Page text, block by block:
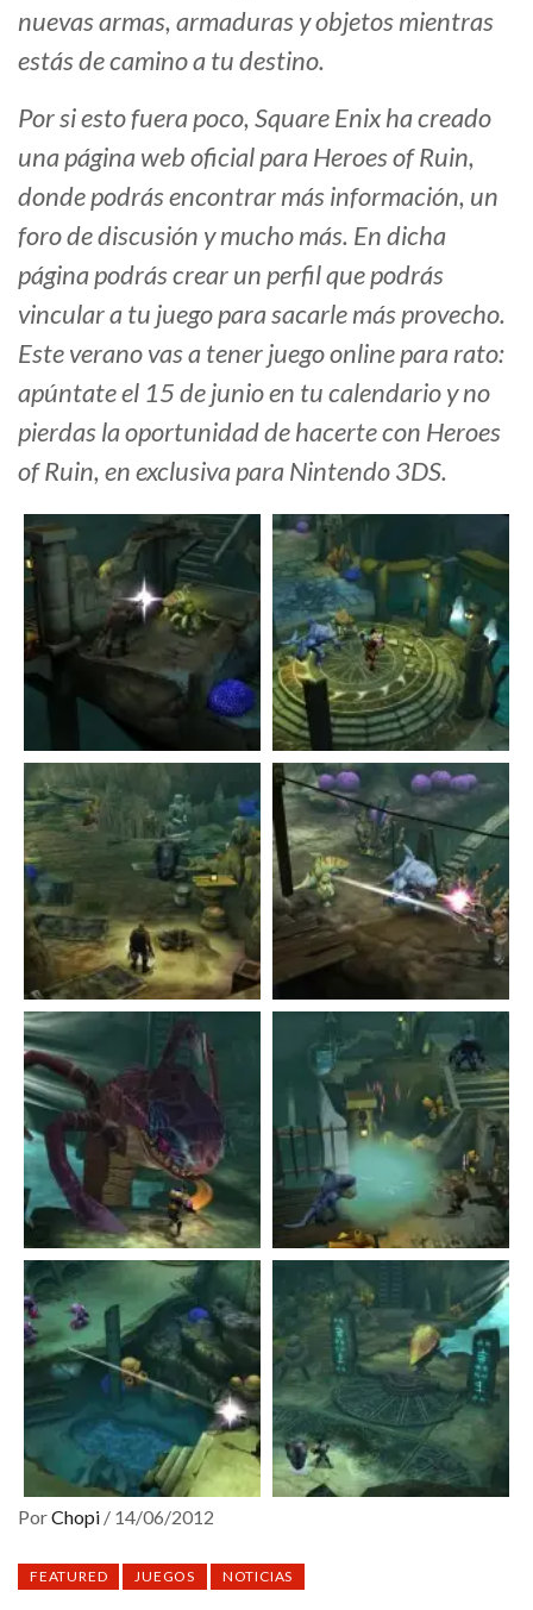
nuevas armas, armaduras y objetos mientras
estás de camino a tu destino.
Por si esto fuera poco, Square Enix ha creado
una página web oficial para Heroes of Ruin,
donde podrás encontrar más información, un
foro de discusión y mucho más. En dicha
página podrás crear un perfil que podrás
vincular a tu juego para sacarle más provecho.
Este verano vas a tener juego online para rato:
apúntate el 15 de junio en tu calendario y no
pierdas la oportunidad de hacerte con Heroes
of Ruin, en exclusiva para Nintendo 3DS.
PorChopi / 14/06/2012
FEATURED JUEGOS NOTICIAS